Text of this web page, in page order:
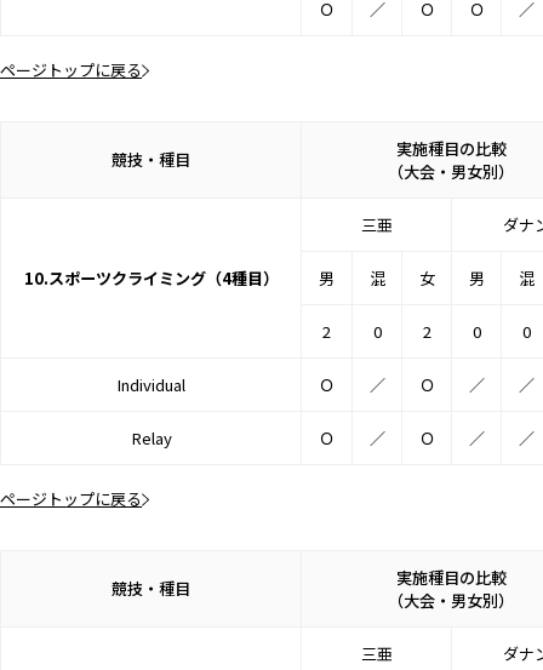
Ｏ ／ Ｏ Ｏ ／
ページトップに戻る
競技・種目
実施種目の比較
（大会・男女別）
10.スポーツクライミング（4種目）
三亜 ダナ
男 混 女 男 混
2 0 2 0 0
Individual Ｏ ／ Ｏ ／ ／
Relay Ｏ ／ Ｏ ／ ／
ページトップに戻る
競技・種目
実施種目の比較
（大会・男女別）
三亜 ダナ